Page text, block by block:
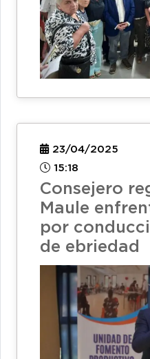
23/04/2025
15:18
Consejero
Maule
por
de ebriedad